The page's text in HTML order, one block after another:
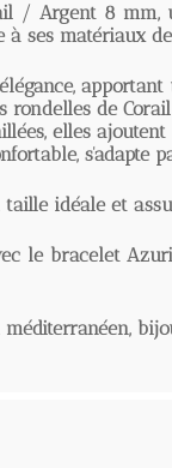
8 mm,
matériaux de
apportant
de Corail
elles ajoutent
s'adapte
idéale et
bracelet Azurite
bijoux